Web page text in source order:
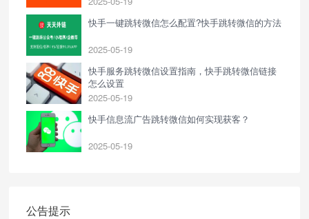
快手一键跳转微信怎么配置?快手跳转微信的方法
2025-05-19
快手服务跳转微信设置指南，快手跳转微信链接
怎么设置
2025-05-19
快手信息流广告跳转微信如何实现获客？
2025-05-19
公告提示